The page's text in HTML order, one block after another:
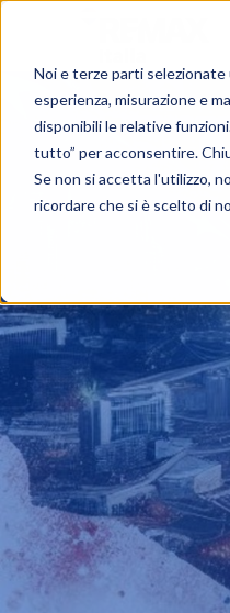
Noi e terze parti
esperienza, misurazione e
disponibili le relative
tutto” per acconsentire.
Se non si accetta l'utilizzo,
ricordare che si è scelto di